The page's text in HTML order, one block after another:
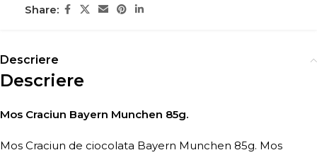
Share:
Descriere
Descriere
Mos Craciun Bayern Munchen 85g.
Mos Craciun de ciocolata Bayern Munchen 85g. Mos